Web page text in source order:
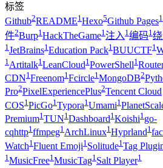
标签
Github2README1 Hexo5Github Pages1
件2Burp1 HackTheGame1 注入 1 编码1
1 JetBrains1 Education Pack1 BUUCTF1
1 Artitalk1 LeanCloud1 PowerShell1
CDN1 Freenom1 Fcircle1 MongoDB2
Pro2PixelExperiencePlus2Tencent Cloud
COS1 PicGo1 Typora1 Umami1
Premium1 TUN1 Dashboard1 Koishi1 go-
cqhttp1 ffmpeg1 ArchLinux1 Hyprland1
Watch1 Fluent Emoji1 Solitude1 Tag
1 MusicFree1 MusicTag1 Salt Player1